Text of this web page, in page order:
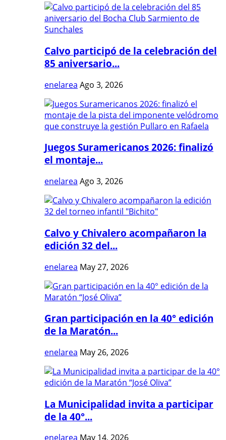
Calvo participó de la celebración del
85 aniversario...
enelarea Ago 3, 2026
Juegos Suramericanos 2026: finalizó
el montaje...
enelarea Ago 3, 2026
Calvo y Chivalero acompañaron la
edición 32 del...
enelarea May 27, 2026
Gran participación en la 40° edición
de la Maratón...
enelarea May 26, 2026
La Municipalidad invita a participar
de la 40°...
enelarea May 14, 2026